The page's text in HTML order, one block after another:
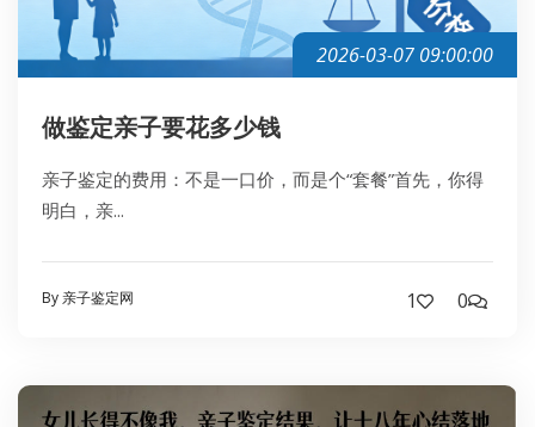
2026-03-07 09:00:00
做鉴定亲子要花多少钱
亲子鉴定的费用：不是一口价，而是个“套餐”首先，你得
明白，亲...
By 亲子鉴定网 1 0